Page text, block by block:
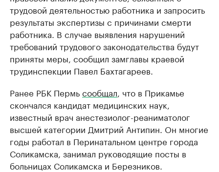
трудовой деятельностью работника и запросить
результаты экспертизы с причинами смерти
работника. В случае выявления нарушений
требований трудового законодательства будут
приняты меры, сообщил замглавы краевой
трудинспекции Павел Бахтагареев.
Ранее РБК Пермьсообщал , что в Прикамье
скончался кандидат медицинских наук,
известный врач анестезиолог-реаниматолог
высшей категории Дмитрий Антипин. Он многие
годы работал в Перинатальном центре города
Соликамска, занимал руководящие посты в
больницах Соликамска и Березников.